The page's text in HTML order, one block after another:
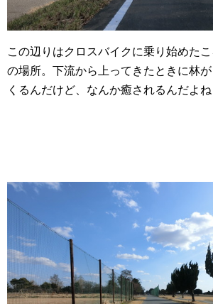
この辺りはクロスバイクに乗り始めた
の場所。下流から上ってきたときに林
くるんだけど、なんか癒されるんだよね